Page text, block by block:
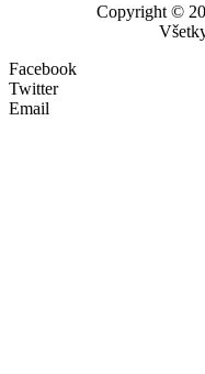
Copyright ©
Facebook
Twitter
Email